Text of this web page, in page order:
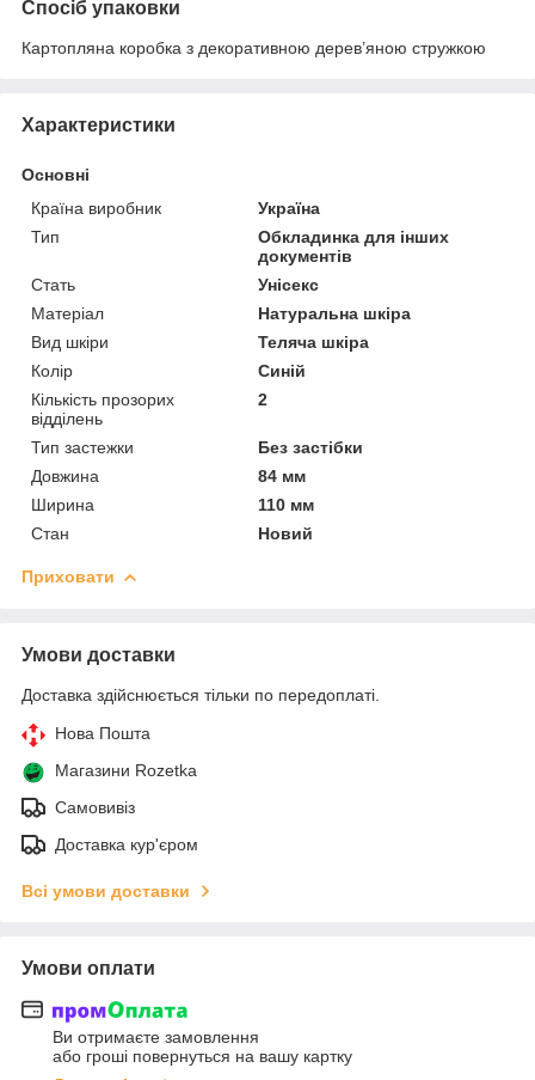
Спосіб упаковки
Картопляна коробка з декоративною дерев’яною стружкою
Характеристики
Основні
Країна виробник
Україна
Тип
Обкладинка для інших
документів
Стать
Унісекс
Матеріал
Натуральна шкіра
Вид шкіри
Теляча шкіра
Колір
Синій
Кількість прозорих
відділень
2
Тип застежки
Без застібки
Довжина
84 мм
Ширина
110 мм
Стан
Новий
Приховати
Умови доставки
Доставка здійснюється тільки по передоплаті.
Нова Пошта
Магазини Rozetka
Самовивіз
Доставка кур'єром
Всі умови доставки
Умови оплати
Ви отримаєте замовлення
або гроші повернуться на вашу картку